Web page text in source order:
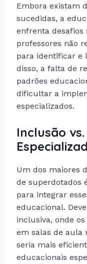
Embora existam
sucedidas, a
enfrenta desafios
professores não
para identificar e
disso, a falta de
padrões
dificultar a
especializados.
Inclusão
Um dos maiores
de superdotados
para integrar
educacional.
inclusiva, onde
em salas de aula
seria mais
educacionais